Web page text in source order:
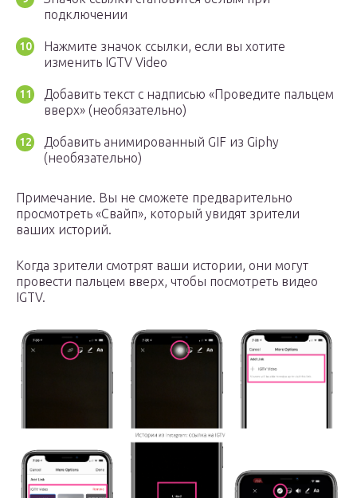
подключении
Нажмите значок ссылки, если вы хотите
изменить IGTV Video
Добавить текст с надписью «Проведите пальцем
вверх» (необязательно)
Добавить анимированный GIF из Giphy
(необязательно)
Примечание. Вы не сможете предварительно
просмотреть «Свайп», который увидят зрители
ваших историй.
Когда зрители смотрят ваши истории, они могут
провести пальцем вверх, чтобы посмотреть видео
IGTV.